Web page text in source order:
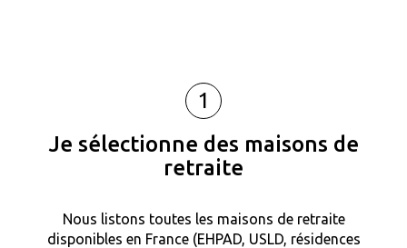
1
Je sélectionne des maisons de
retraite
Nous listons toutes les maisons de retraite
disponibles en France (EHPAD, USLD, résidences